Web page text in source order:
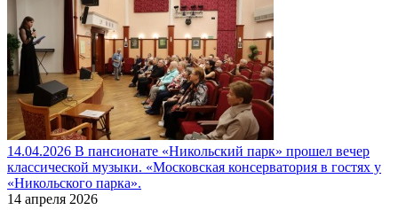
14.04.2026 В пансионате «Никольский парк» прошел вечер
классической музыки. «Московская консерватория в гостях у
«Никольского парка».
14 апреля 2026